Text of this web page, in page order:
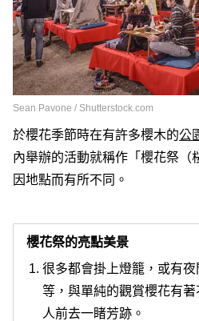
Sean Pavone / Shutterstock.com
於櫻花季節時在有許多櫻木的公
內舉辦的活動就稱作「櫻花祭（
因地點而有所不同。
櫻花祭的亮點美景
很多都會掛上燈籠，或有
等，與單純的觀賞櫻花有
人前去一睹芳跡。